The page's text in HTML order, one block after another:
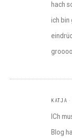
hach
ich bin
KATJA
ICh
Blog